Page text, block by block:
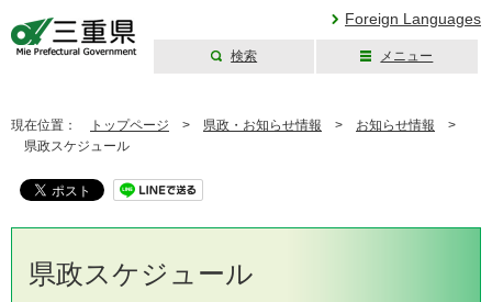
Foreign Languages
検索 メニュー
現在位置： トップページ > 県政・お知らせ情報 > お知らせ情報 >
県政スケジュール
県政スケジュール